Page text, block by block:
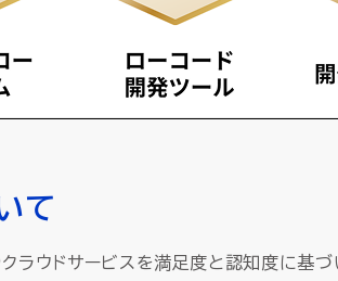
て
ドサービスを満足度と認知度に基づ